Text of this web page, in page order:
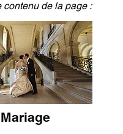
contenu de la page :
Mariage